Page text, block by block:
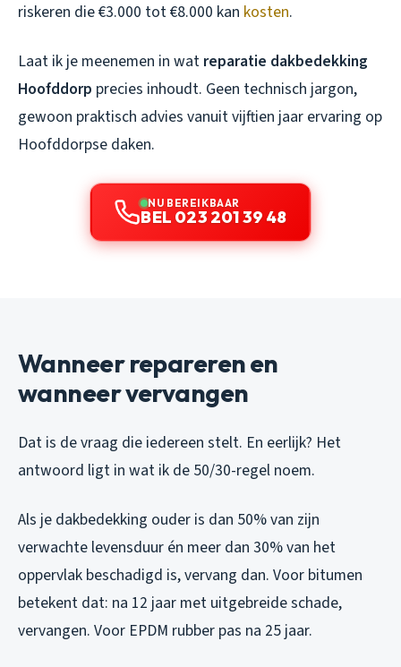
riskeren die €3.000 tot €8.000 kan kosten.
Laat ik je meenemen in wat reparatie dakbedekking
Hoofddorp precies inhoudt. Geen technisch jargon,
gewoon praktisch advies vanuit vijftien jaar ervaring op
Hoofddorpse daken.
NU BEREIKBAAR
BEL 023 201 39 48
Wanneer repareren en
wanneer vervangen
Dat is de vraag die iedereen stelt. En eerlijk? Het
antwoord ligt in wat ik de 50/30-regel noem.
Als je dakbedekking ouder is dan 50% van zijn
verwachte levensduur én meer dan 30% van het
oppervlak beschadigd is, vervang dan. Voor bitumen
betekent dat: na 12 jaar met uitgebreide schade,
vervangen. Voor EPDM rubber pas na 25 jaar.